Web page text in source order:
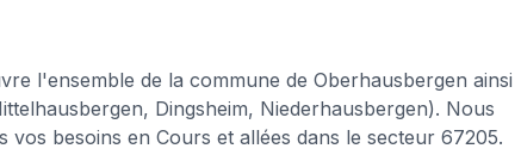
l'ensemble de la commune de Oberhausbergen ainsi
Dingsheim, Niederhausbergen). Nous
besoins en Cours et allées dans le secteur 67205.